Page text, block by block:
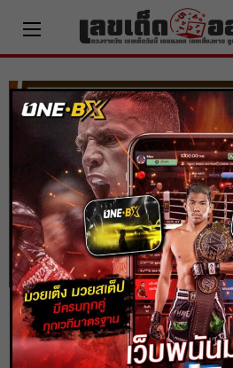
content
ผลหวยหุ้นจีนเช้า 10/10/
เช็คผลหวยหุ้นก่อนใคร